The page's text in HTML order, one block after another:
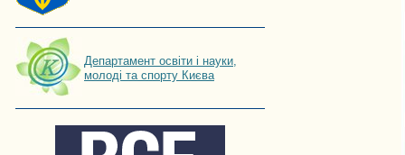
Департамент освіти і науки,
молоді та спорту Києва